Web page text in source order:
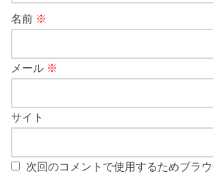
名前 ※
メール ※
サイト
次回のコメントで使用するためブラ